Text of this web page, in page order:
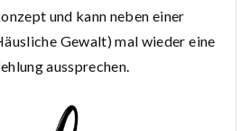
und kann neben einer
Gewalt) mal wieder eine
aussprechen.